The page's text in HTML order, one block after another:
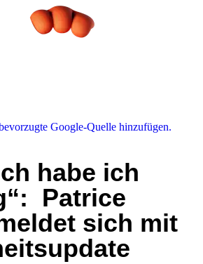
Google-Quelle hinzufügen.
habe ich
Patrice
sich mit